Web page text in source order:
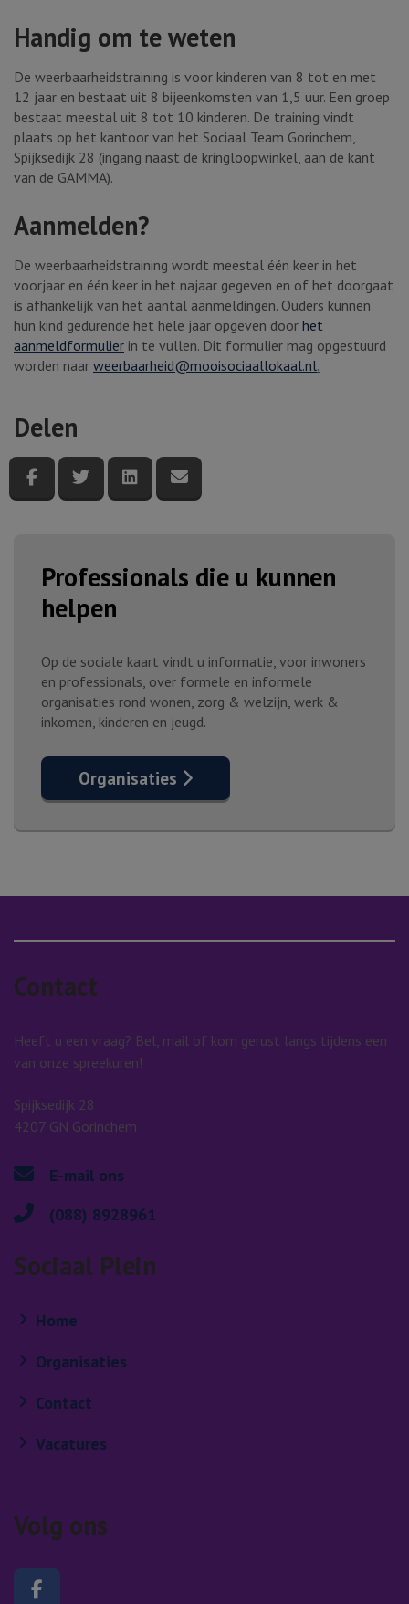
Handig om te weten
De weerbaarheidstraining is voor kinderen van 8 tot en met
12 jaar en bestaat uit 8 bijeenkomsten van 1,5 uur. Een groep
bestaat meestal uit 8 tot 10 kinderen. De training vindt
plaats op het kantoor van het Sociaal Team Gorinchem,
Spijksedijk 28 (ingang naast de kringloopwinkel, aan de kant
van de GAMMA).
Aanmelden?
De weerbaarheidstraining wordt meestal één keer in het
voorjaar en één keer in het najaar gegeven en of het doorgaat
is afhankelijk van het aantal aanmeldingen. Ouders kunnen
hun kind gedurende het hele jaar opgeven door het
aanmeldformulier in te vullen. Dit formulier mag opgestuurd
worden naar weerbaarheid@mooisociaallokaal.nl.
Delen
Deel deze pagina via Facebook
Deel deze pagina via Twitter
Deel deze pagina via LinkedIn
Professionals die u kunnen
helpen
Op de sociale kaart vindt u informatie, voor inwoners
en professionals, over formele en informele
organisaties rond wonen, zorg & welzijn, werk &
inkomen, kinderen en jeugd.
Organisaties
Contact
Heeft u een vraag? Bel, mail of kom gerust langs tijdens een
van onze spreekuren!
Spijksedijk 28
4207 GN Gorinchem
E-mail ons
(088) 8928961
Sociaal Plein
Home
Organisaties
Contact
Vacatures
Volg ons